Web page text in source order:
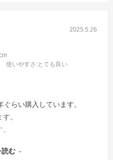
2025.5.26
使いやすさ :とても良い
らい購入しています。
。
読む